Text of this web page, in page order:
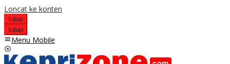
Loncat ke konten
tutup
tutup
Menu Mobile